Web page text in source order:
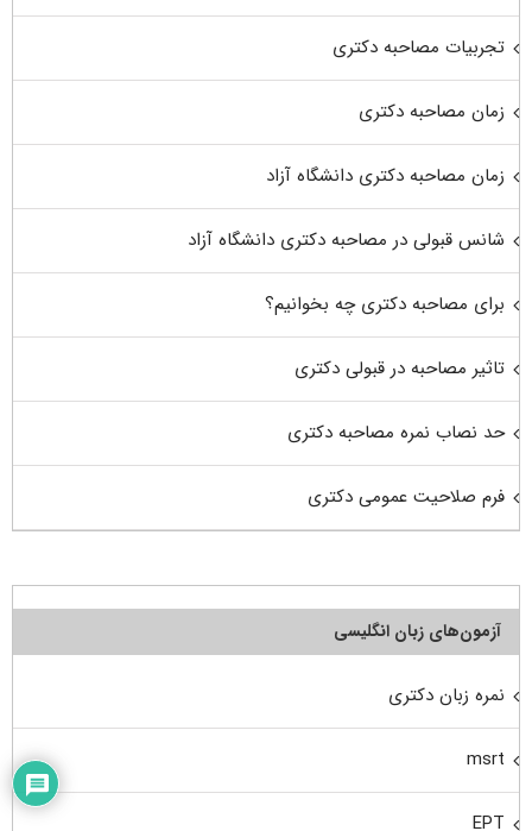
تجربیات مصاحبه دکتری
زمان مصاحبه دکتری
زمان مصاحبه دکتری دانشگاه آزاد
شانس قبولی در مصاحبه دکتری دانشگاه آزاد
برای مصاحبه دکتری چه بخوانیم؟
تاثیر مصاحبه در قبولی دکتری
حد نصاب نمره مصاحبه دکتری
فرم صلاحیت عمومی دکتری
آزمون‌های زبان انگلیسی
نمره زبان دکتری
msrt
EPT